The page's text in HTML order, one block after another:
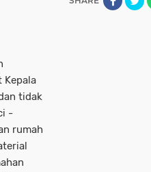
Kepala
tidak
-
rumah